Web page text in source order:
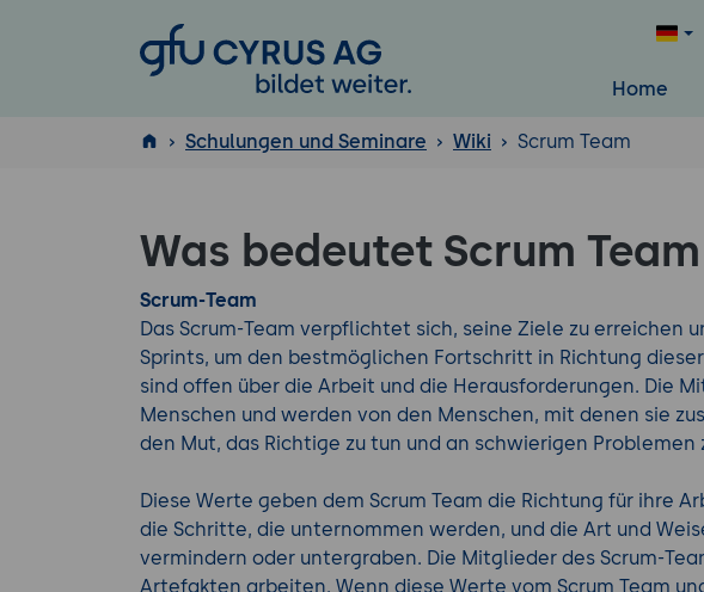
GFU Cyrus AG
Home
ISTQB ®
Schulungen und Seminare Wiki Scrum Team
Was bedeutet Scrum Team
Scrum-Team
Das Scrum-Team verpflichtet sich, seine Ziele zu erreichen
Sprints, um den bestmöglichen Fortschritt in Richtung
sind offen über die Arbeit und die Herausforderungen. Die
Menschen und werden von den Menschen, mit denen sie
den Mut, das Richtige zu tun und an schwierigen Problemen
Diese Werte geben dem Scrum Team die Richtung für ihre
die Schritte, die unternommen werden, und die Art und
vermindern oder untergraben. Die Mitglieder des Scrum-
Artefakten arbeiten. Wenn diese Werte vom Scrum Team